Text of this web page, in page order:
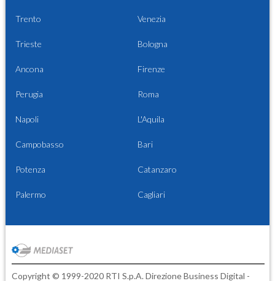
Trento Venezia
Trieste Bologna
Ancona Firenze
Perugia Roma
Napoli L'Aquila
Campobasso Bari
Potenza Catanzaro
Palermo Cagliari
Copyright © 1999-2020 RTI S.p.A. Direzione Business Digital -